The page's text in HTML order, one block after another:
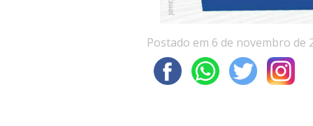
Postado em 6 de novembro de